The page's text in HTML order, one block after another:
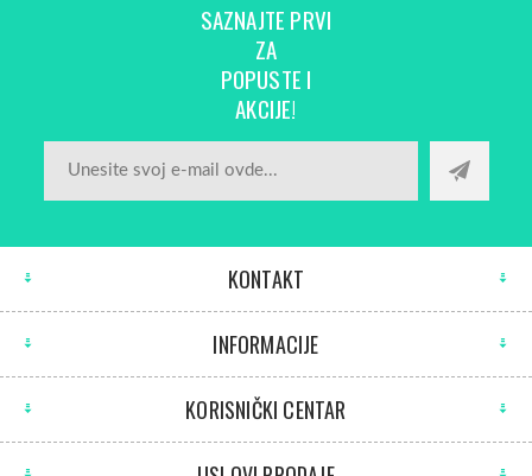
SAZNAJTE PRVI
ZA
POPUSTE I
AKCIJE!
KONTAKT
INFORMACIJE
KORISNIČKI CENTAR